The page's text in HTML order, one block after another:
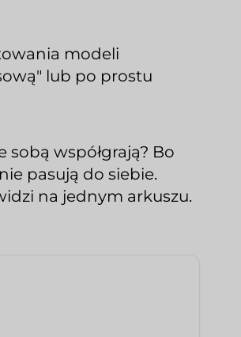
modeli
lub po prostu
współgrają? Bo
pasują do siebie.
na jednym arkuszu.